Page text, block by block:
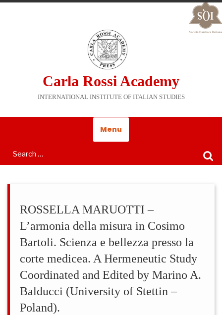
Carla Rossi Academy
INTERNATIONAL INSTITUTE OF ITALIAN STUDIES
Menu
ROSSELLA MARUOTTI –
L’armonia della misura in Cosimo
Bartoli. Scienza e bellezza presso la
corte medicea. A Hermeneutic Study
Coordinated and Edited by Marino A.
Balducci (University of Stettin –
Poland).